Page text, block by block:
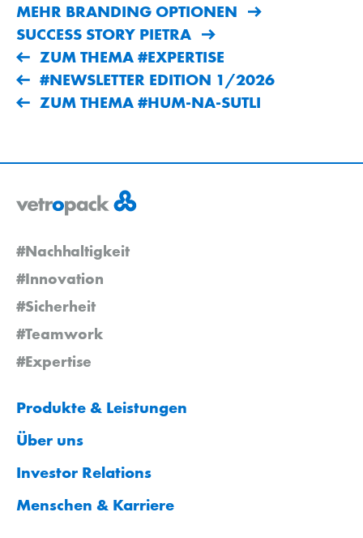
MEHR BRANDING OPTIONEN
SUCCESS STORY PIETRA
ZUM THEMA #EXPERTISE
#NEWSLETTER EDITION 1/2026
ZUM THEMA #HUM-NA-SUTLI
#Nachhaltigkeit
#Innovation
#Sicherheit
#Teamwork
#Expertise
Produkte & Leistungen
Über uns
Investor Relations
Menschen & Karriere